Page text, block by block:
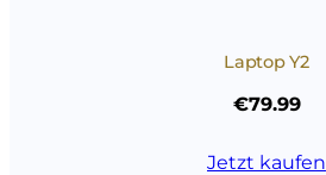
Laptop Y2
€79.99
Jetzt kaufen